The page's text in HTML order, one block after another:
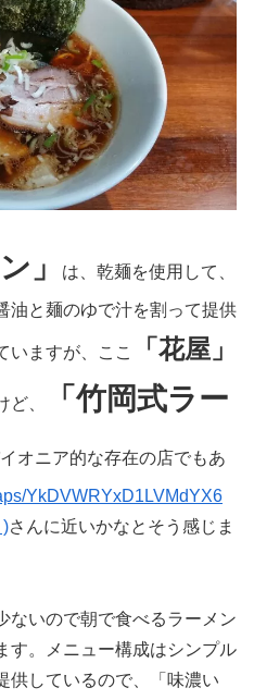
」 は、乾麺を使用して、
油と麺のゆで汁を割って提供
いますが、ここ 「花屋」
、
「竹岡式ラー
オニア的な存在の店でもあ
YkDVWRYxD1LVMdYX6
)さんに近いかなとそう感じま
ないので朝で食べるラーメン
す。メニュー構成はシンプル
供しているので、「味濃い